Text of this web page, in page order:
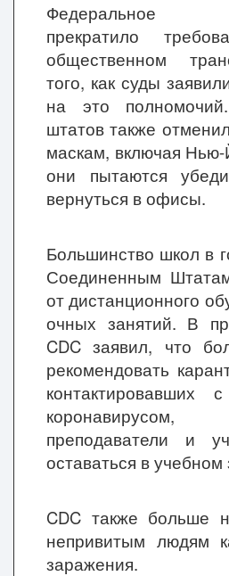
Федеральное
прекратило
общественном
того, как суды
на это
штатов также
маскам, включая Нью-
они пытаются
вернуться в офисы.
Большинство школ в
Соединенным
от дистанционного
очных занятий. В
CDC заявил, что
рекомендовать
контактировавших
преподаватели и
оставаться в
CDC также больше
непривитым людям
заражения.